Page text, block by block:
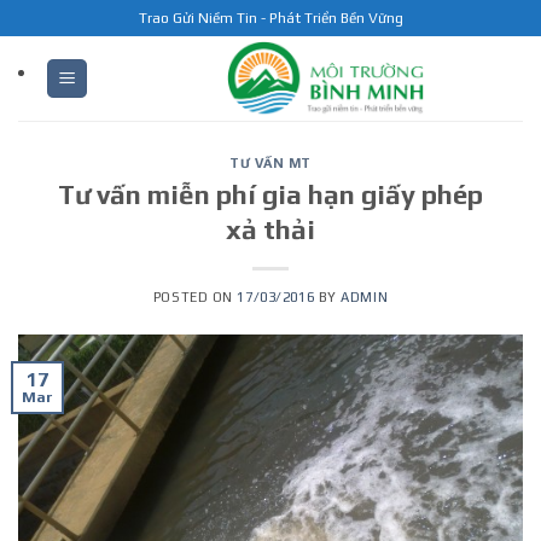
to
content
Trao Gửi Niềm Tin - Phát Triển Bền Vững
TƯ VẤN MT
Tư vấn miễn phí gia hạn giấy phép
xả thải
POSTED ON 17/03/2016 BYADMIN
17
Mar